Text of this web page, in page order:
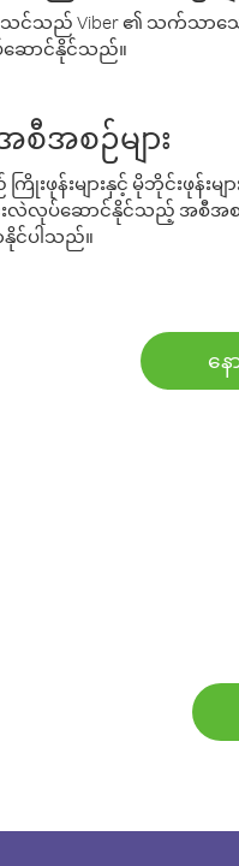
သင်သည် Viber ၏ သက်သာသ
ဆောင်နိုင်သည်။
စီအစဉ်များ
းဖုန်းများနှင့် မိုဘိုင်းဖုန်
လဲလုပ်ဆောင်နိုင်သည့် အစီအစ
နိုင်ပါသည်။
န